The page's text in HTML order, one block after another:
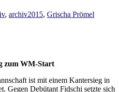
, archiv2015, Grischa Prömel
zum WM-Start
ist mit einem Kantersieg in
Gegen Debütant Fidschi setzte sich